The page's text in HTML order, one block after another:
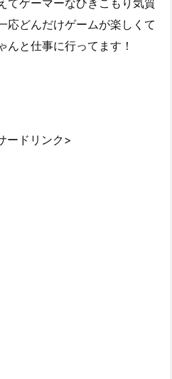
てゲーマーなひきこもり気質
応どんだけゲームが楽しくて
んと仕事に行ってます！
ードリンク>